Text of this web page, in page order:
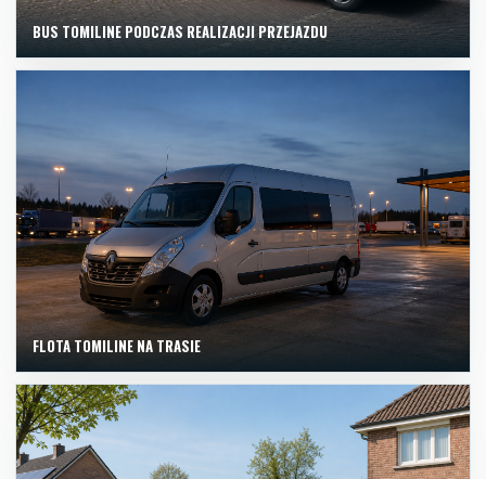
BUS TOMILINE PODCZAS REALIZACJI PRZEJAZDU
FLOTA TOMILINE NA TRASIE